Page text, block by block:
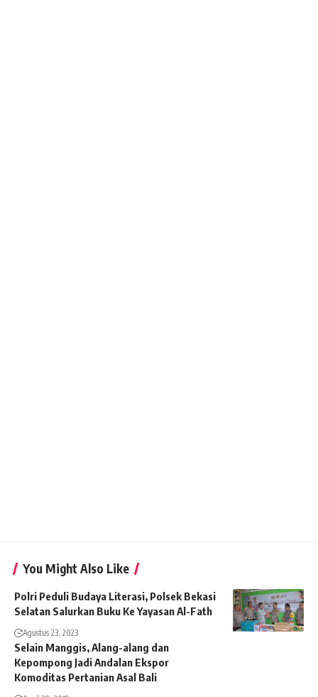
You Might Also Like
Polri Peduli Budaya Literasi, Polsek Bekasi
Selatan Salurkan Buku Ke Yayasan Al-Fath
Agustus 23, 2023
Selain Manggis, Alang-alang dan
Kepompong Jadi Andalan Ekspor
Komoditas Pertanian Asal Bali